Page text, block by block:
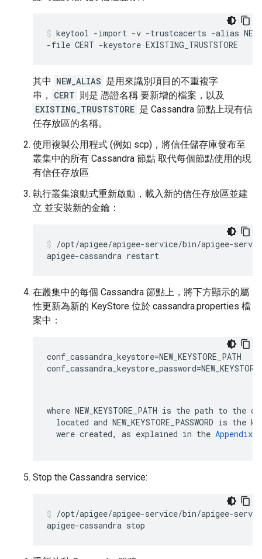
keytool -import -v -trustcacerts -alias
-file CERT -keystore EXISTING_TRUSTSTORE
其中 NEW_ALIAS 是用來識別項目的不重複字
串，
CERT 則是 憑證名稱 要新增的檔案，以及
EXISTING_TRUSTSTORE 是 Cassandra 節點上現有信
任存放區的名稱。
使用複製公用程式 (例如 scp)，將信任儲存庫發布至
叢集中的所有 Cassandra 節點 取代每個節點使用的現
有信任存放區
執行叢集滾動式重新啟動，載入新的信任存放區並建
立 並安裝新的金鑰：
/opt/apigee/apigee-service/bin/apigee-
apigee-cassandra restart
在叢集中的每個 Cassandra 節點上，將下方顯示的屬
性更新為新的 KeyStore 位於 cassandra.properties 檔
案中：
conf_cassandra_keystore=NEW_KEYSTORE_PATH
where NEW_KEYSTORE_PATH is the path to the
  located and
NEW_KEYSTORE_PASSWORD is the
  were created, as explained in the
Appendix
Stop the Cassandra service:
/opt/apigee/apigee-service/bin/apigee-
apigee-cassandra stop